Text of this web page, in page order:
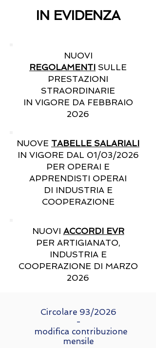
IN EVIDENZA
NUOVI
REGOLAMENTI SULLE
PRESTAZIONI
STRAORDINARIE
IN VIGORE DA FEBBRAIO
2026
NUOVE TABELLE SALARIALI
IN VIGORE DAL 01/03/2026
PER OPERAI E
APPRENDISTI OPERAI
DI INDUSTRIA E
COOPERAZIONE
NUOVI ACCORDI EVR
PER ARTIGIANATO,
INDUSTRIA E
COOPERAZIONE DI MARZO
2026
Circolare 93/2026
-
modifica contribuzione
mensile